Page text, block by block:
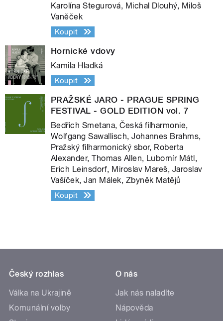
Karolína Stegurová, Michal Dlouhý, Miloš
Vaněček
Koupit
Hornické vdovy
Kamila Hladká
Koupit
PRAŽSKÉ JARO - PRAGUE SPRING
FESTIVAL - GOLD EDITION vol. 7
Bedřich Smetana, Česká filharmonie,
Wolfgang Sawallisch, Johannes Brahms,
Pražský filharmonický sbor, Roberta
Alexander, Thomas Allen, Lubomír Mátl,
Erich Leinsdorf, Miroslav Mareš, Jaroslav
Vašíček, Jan Málek, Zbyněk Matějů
Koupit
Český rozhlas
Válka na Ukrajině
Komunální volby
O nás
Jak nás naladíte
Nápověda